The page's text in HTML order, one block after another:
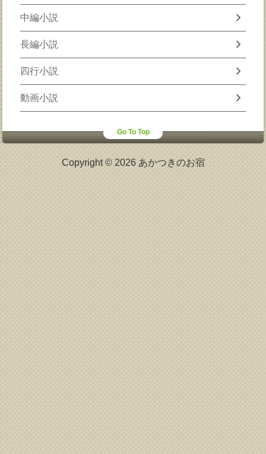
中編小説 chevron_right
長編小説 chevron_right
四行小説 chevron_right
動画小説 chevron_right
Go To Top
Copyright © 2026 あかつきのお宿